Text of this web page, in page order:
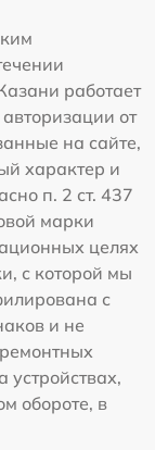
работает
от
на сайте,
характер и
п. 2 ст. 437
марки
целях
с которой мы
с
и не
устройствах,
обороте, в